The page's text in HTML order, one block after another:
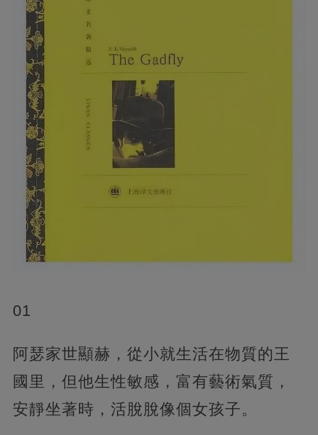
01
阿瑟家世顯赫，從小就生活在物質的王
國里，但他生性敏感，富有藝術氣質，
安靜坐著時，活脫脫像個女孩子。